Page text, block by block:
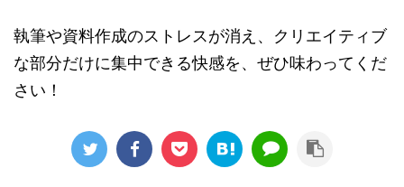
執筆や資料作成のストレスが消え、クリエイティブ
な部分だけに集中できる快感を、ぜひ味わってくだ
さい！